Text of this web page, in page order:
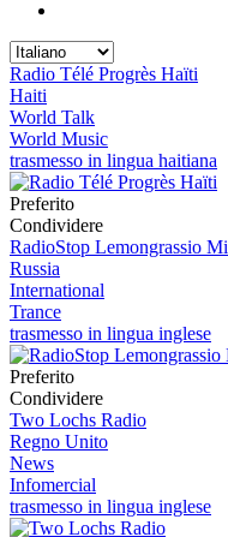
Radio Télé Progrès Haïti
Haiti
World Talk
World Music
trasmesso in lingua haitiana
Preferito
Condividere
RadioStop Lemongrassio
Russia
International
Trance
trasmesso in lingua inglese
Preferito
Condividere
Two Lochs Radio
Regno Unito
News
Infomercial
trasmesso in lingua inglese